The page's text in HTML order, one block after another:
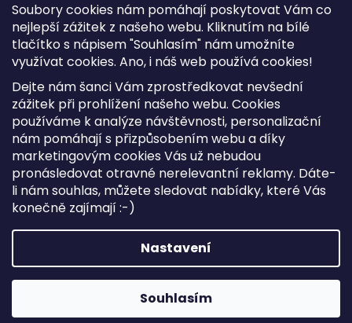
Soubory cookies nám pomáhají poskytovat Vám co
nejlepší zážitek z našeho webu. Kliknutím na bílé
tlačítko s nápisem "Souhlasím" nám umožníte
využívat cookies. Ano, i náš web používá cookies!
Dejte nám šanci Vám zprostředkovat nevšední
zážitek při prohlížení našeho webu. Cookies
používáme k analýze návštěvnosti, personalizační
nám pomáhají s přizpůsobením webu a díky
marketingovým cookies Vás už nebudou
pronásledovat otravné nerelevantní reklamy. Dáte-
li nám souhlas, můžete sledovat nabídky, které Vás
konečně zajímají :-)
Nastavení
Souhlasím
Kontakt
Sitemap
Doprava a Platba
Reklamace Zboží
Obchodní podmínky
iKabelka.cz. Všechna práva vyhrazena.
Upravit nastavení cookies